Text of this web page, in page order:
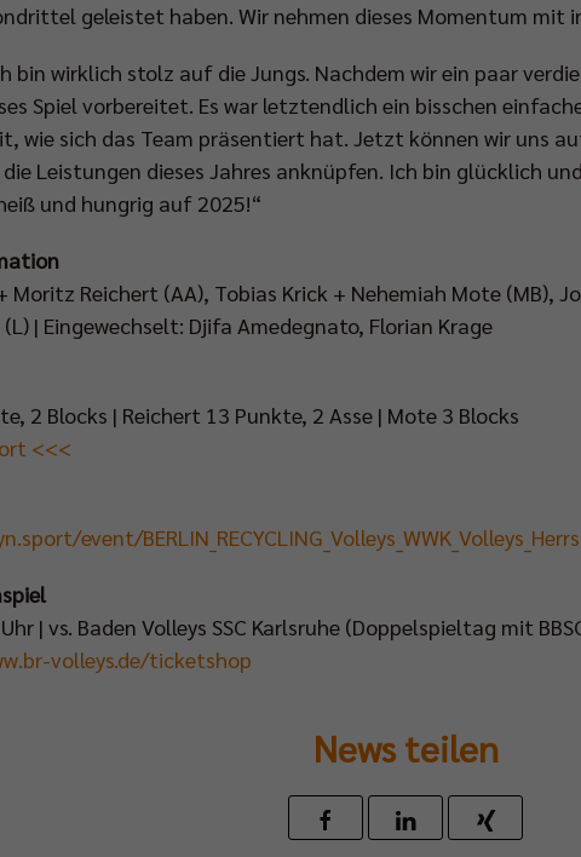
geleistet haben. Wir nehmen dieses Momentum mit
bin wirklich stolz auf die Jungs. Nachdem wir ein paar
Spiel vorbereitet. Es war letztendlich ein bisschen
wie sich das Team präsentiert hat. Jetzt können wir uns
Leistungen dieses Jahres anknüpfen. Ich bin glücklich
und hungrig auf 2025!“
Moritz Reichert (AA), Tobias Krick + Nehemiah Mote (MB),
| Eingewechselt: Djifa Amedegnato, Florian Krage
2 Blocks | Reichert 13 Punkte, 2 Asse | Mote 3 Blocks
<<<
event/
| vs. Baden Volleys SSC Karlsruhe (Doppelspieltag mit
volleys.de/ticketshop
News teilen